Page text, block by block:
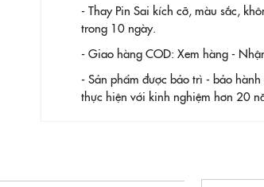
- Thay Pin Sai kích cỡ, màu sắc,
trong 10 ngày.
- Giao hàng COD: Xem hàng -
- Sản phẩm được bảo trì - bảo
thực hiện với kinh nghiệm hơn 20